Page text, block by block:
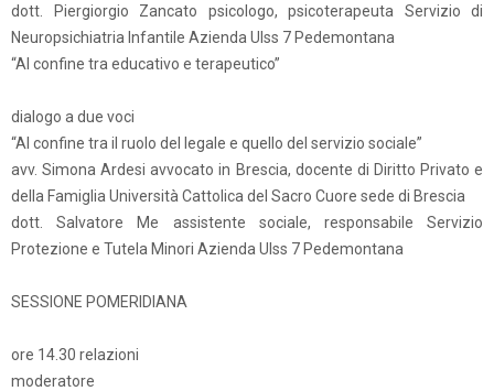
dott. Piergiorgio Zancato psicologo, psicoterapeuta Servizio di
Neuropsichiatria Infantile Azienda Ulss 7 Pedemontana
“Al confine tra educativo e terapeutico”
dialogo a due voci
“Al confine tra il ruolo del legale e quello del servizio sociale”
avv. Simona Ardesi avvocato in Brescia, docente di Diritto Privato e
della Famiglia Università Cattolica del Sacro Cuore sede di Brescia
dott. Salvatore Me assistente sociale, responsabile Servizio
Protezione e Tutela Minori Azienda Ulss 7 Pedemontana
SESSIONE POMERIDIANA
ore 14.30 relazioni
moderatore